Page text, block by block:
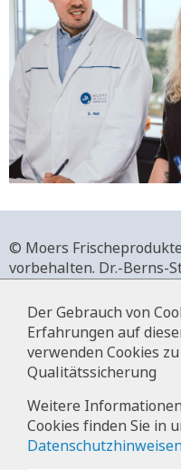
© Moers Frischeprodukte
vorbehalten. Dr.-Berns-
+49 2841 911-0,
Impressum
Datenschutz
Der Gebrauch von
Erfahrungen auf
verwenden Cookies
Qualitätssicherung
Weitere
Cookies finden Sie in